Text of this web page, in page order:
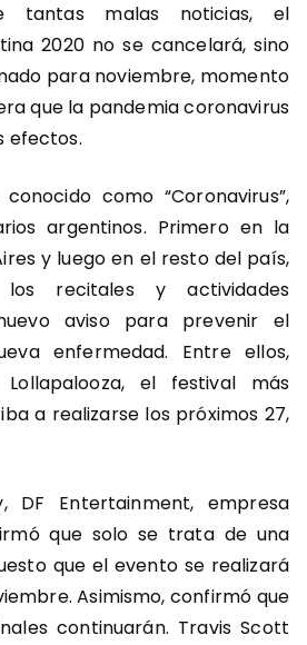
tantas malas noticias, el
2020 no se cancelará, sino
para noviembre, momento
que la pandemia coronavirus
efectos.
como “Coronavirus”,
argentinos. Primero en la
y luego en el resto del país,
los recitales y actividades
aviso para prevenir el
enfermedad. Entre ellos,
el festival más
a realizarse los próximos 27,
Entertainment, empresa
que solo se trata de una
que el evento se realizará
Asimismo, confirmó que
continuarán. Travis Scott